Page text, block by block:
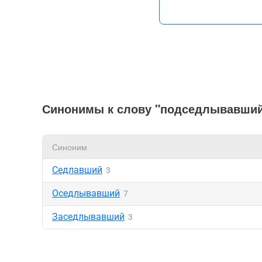
Синонимы к слову
Синоним
Седлавший 3
Оседлывавший 7
Заседлывавший 3